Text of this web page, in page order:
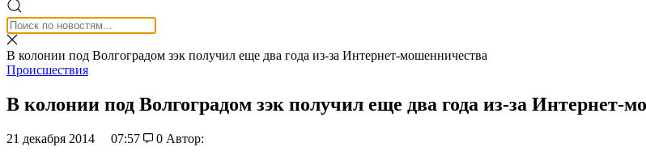
В колонии под Волгоградом зэк получил еще два года из-за Интернет-мошенничества
Происшествия
В колонии под Волгоградом зэк получил еще два года из-за Интернет-
21 декабря 2014 07:57 0 Автор: